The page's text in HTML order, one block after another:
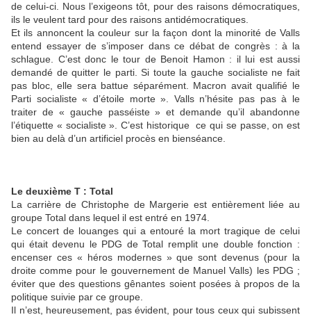
de celui-ci. Nous l’exigeons tôt, pour des raisons démocratiques,
ils le veulent tard pour des raisons antidémocratiques.
Et ils annoncent la couleur sur la façon dont la minorité de Valls
entend essayer de s’imposer dans ce débat de congrès : à la
schlague. C’est donc le tour de Benoit Hamon : il lui est aussi
demandé de quitter le parti. Si toute la gauche socialiste ne fait
pas bloc, elle sera battue séparément. Macron avait qualifié le
Parti socialiste « d’étoile morte ». Valls n’hésite pas pas à le
traiter de « gauche passéiste » et demande qu’il abandonne
l’étiquette « socialiste ». C’est historique ce qui se passe, on est
bien au delà d’un artificiel procès en bienséance.
Le deuxième T : Total
La carrière de Christophe de Margerie est entièrement liée au
groupe Total dans lequel il est entré en 1974.
Le concert de louanges qui a entouré la mort tragique de celui
qui était devenu le PDG de Total remplit une double fonction :
encenser ces « héros modernes » que sont devenus (pour la
droite comme pour le gouvernement de Manuel Valls) les PDG ;
éviter que des questions gênantes soient posées à propos de la
politique suivie par ce groupe.
Il n’est, heureusement, pas évident, pour tous ceux qui subissent